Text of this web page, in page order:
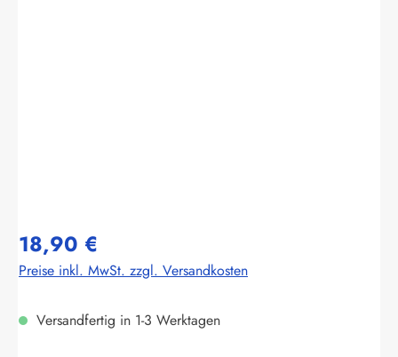
18,90 €
Preise inkl. MwSt. zzgl. Versandkosten
Versandfertig in 1-3 Werktagen